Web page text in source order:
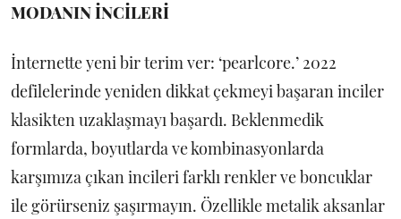
MODANIN İNCİLERİ
İnternette yeni bir terim ver: ‘pearlcore.’ 2022
defilelerinde yeniden dikkat çekmeyi başaran inciler
klasikten uzaklaşmayı başardı. Beklenmedik
formlarda, boyutlarda ve kombinasyonlarda
karşımıza çıkan incileri farklı renkler ve boncuklar
ile görürseniz şaşırmayın. Özellikle metalik aksanlar